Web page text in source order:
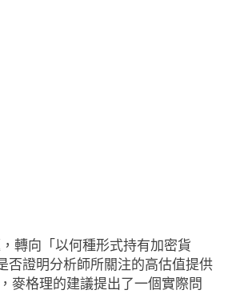
轉向「以何種形式持有加密貨
否證明分析師所關注的高估值提供
麥格理的建議提出了一個實際問